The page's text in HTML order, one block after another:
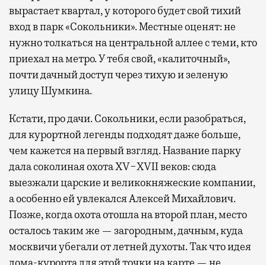
вырастает квартал, у которого будет свой тихий
вход в парк «Сокольники». Местные оценят: не
нужно толкаться на центральной аллее с теми, кто
приехал на метро. У тебя свой, «калиточный»,
почти дачный доступ через тихую и зеленую
улицу Шумкина.
Кстати, про дачи. Сокольники, если разобраться,
для курортной легенды подходят даже больше,
чем кажется на первый взгляд. Название парку
дала соколиная охота XV−XVII веков: сюда
выезжали царские и великокняжеские компании,
а особенно ей увлекался Алексей Михайлович.
Позже, когда охота отошла на второй план, место
осталось таким же — загородным, дачным, куда
москвичи убегали от летней духоты. Так что идея